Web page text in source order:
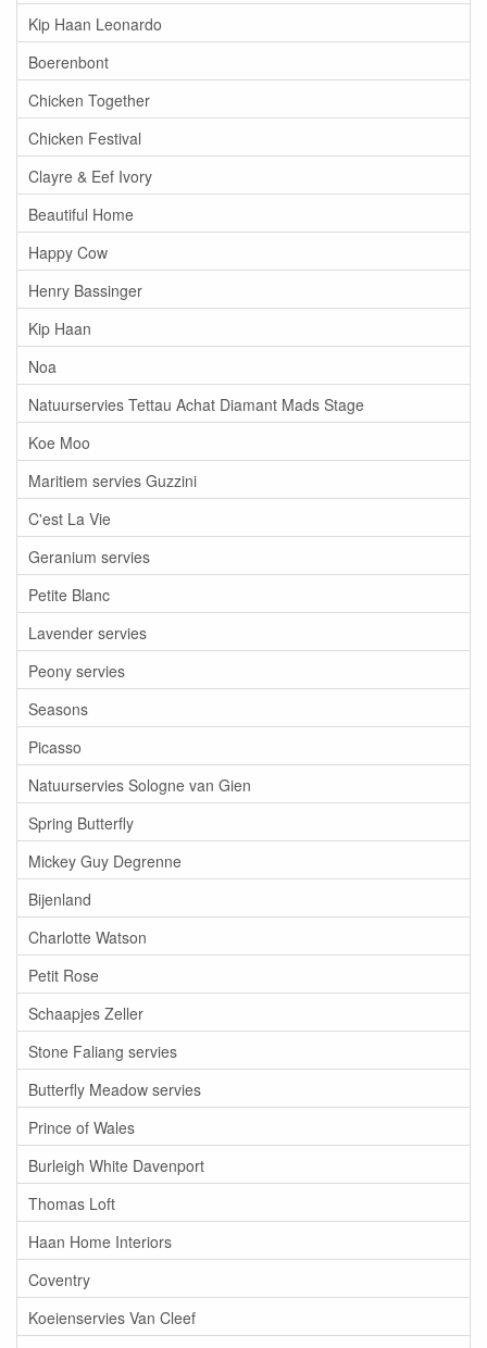
Kip Haan Leonardo
Boerenbont
Chicken Together
Chicken Festival
Clayre & Eef Ivory
Beautiful Home
Happy Cow
Henry Bassinger
Kip Haan
Noa
Natuurservies Tettau Achat Diamant Mads Stage
Koe Moo
Maritiem servies Guzzini
C'est La Vie
Geranium servies
Petite Blanc
Lavender servies
Peony servies
Seasons
Picasso
Natuurservies Sologne van Gien
Spring Butterfly
Mickey Guy Degrenne
Bijenland
Charlotte Watson
Petit Rose
Schaapjes Zeller
Stone Faliang servies
Butterfly Meadow servies
Prince of Wales
Burleigh White Davenport
Thomas Loft
Haan Home Interiors
Coventry
Koeienservies Van Cleef